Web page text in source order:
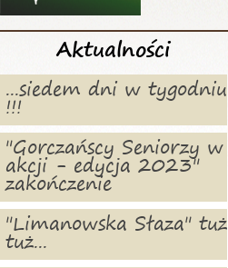
Aktualności
...siedem dni w tygodniu
!!!
"Gorczańscy Seniorzy w
akcji - edycja 2023"
zakończenie
"Limanowska Słaza" tuż
tuż...